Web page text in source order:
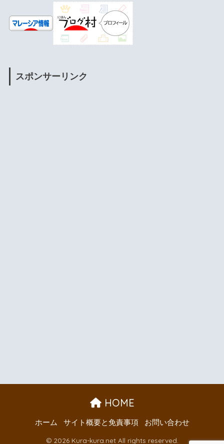
スポンサーリンク
HOME
ホーム サイト概要と免責事項 お問い合わせ
© 2026 Kura-kura.net All rights reserved.